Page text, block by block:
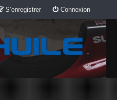
Connexion
S’enregistrer